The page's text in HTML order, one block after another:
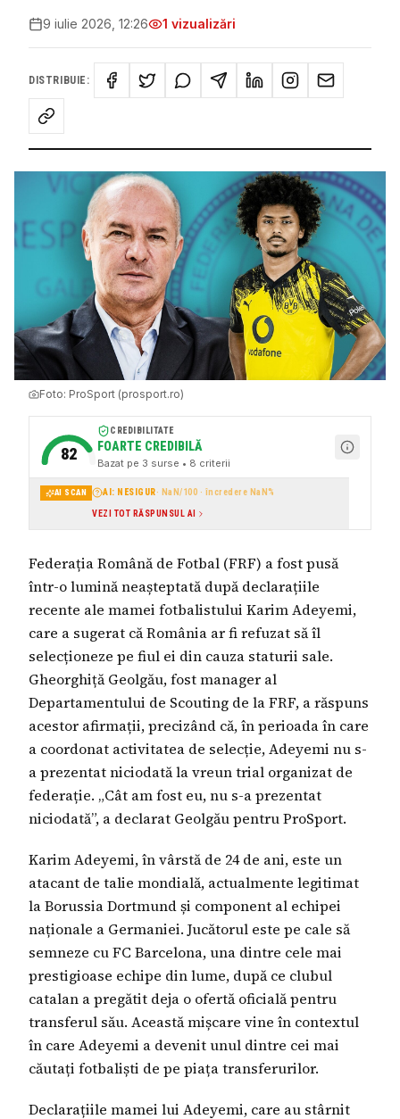
9 iulie 2026, 12:26 1 vizualizări
DISTRIBUIE:
Foto: ProSport (prosport.ro)
82
CREDIBILITATE
FOARTE CREDIBILĂ
Bazat pe 3 surse • 8 criterii
AI SCAN AI: NESIGUR· NaN/100 · încredere NaN%
VEZI TOT RĂSPUNSUL AI
Federația Română de Fotbal (FRF) a fost pusă
într-o lumină neașteptată după declarațiile
recente ale mamei fotbalistului Karim Adeyemi,
care a sugerat că România ar fi refuzat să îl
selecționeze pe fiul ei din cauza staturii sale.
Gheorghiță Geolgău, fost manager al
Departamentului de Scouting de la FRF, a răspuns
acestor afirmații, precizând că, în perioada în care
a coordonat activitatea de selecție, Adeyemi nu s-
a prezentat niciodată la vreun trial organizat de
federație. „Cât am fost eu, nu s-a prezentat
niciodată”, a declarat Geolgău pentru ProSport.
Karim Adeyemi, în vârstă de 24 de ani, este un
atacant de talie mondială, actualmente legitimat
la Borussia Dortmund și component al echipei
naționale a Germaniei. Jucătorul este pe cale să
semneze cu FC Barcelona, una dintre cele mai
prestigioase echipe din lume, după ce clubul
catalan a pregătit deja o ofertă oficială pentru
transferul său. Această mișcare vine în contextul
în care Adeyemi a devenit unul dintre cei mai
căutați fotbaliști de pe piața transferurilor.
Declarațiile mamei lui Adeyemi, care au stârnit